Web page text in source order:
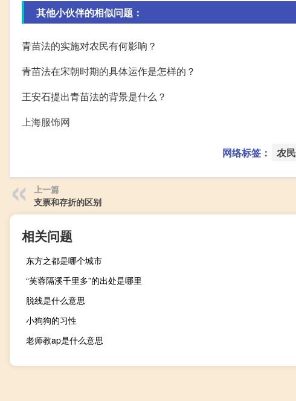
其他小伙伴的相似问题：
青苗法的实施对农民有何影响？
青苗法在宋朝时期的具体运作是怎样的？
王安石提出青苗法的背景是什么？
上海服饰网
网络标签： 农民
上一篇
支票和存折的区别
相关问题
东方之都是哪个城市
“芙蓉隔溪千里多”的出处是哪里
脱线是什么意思
小狗狗的习性
老师教ap是什么意思